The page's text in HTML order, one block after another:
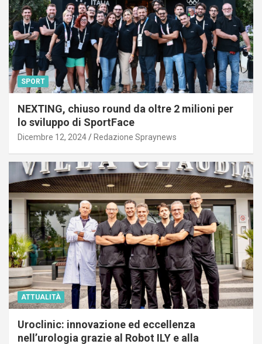
SPORT
NEXTING, chiuso round da oltre 2 milioni per
lo sviluppo di SportFace
Dicembre 12, 2024 Redazione Spraynews
ATTUALITÀ
Uroclinic: innovazione ed eccellenza
nell’urologia grazie al Robot ILY e alla